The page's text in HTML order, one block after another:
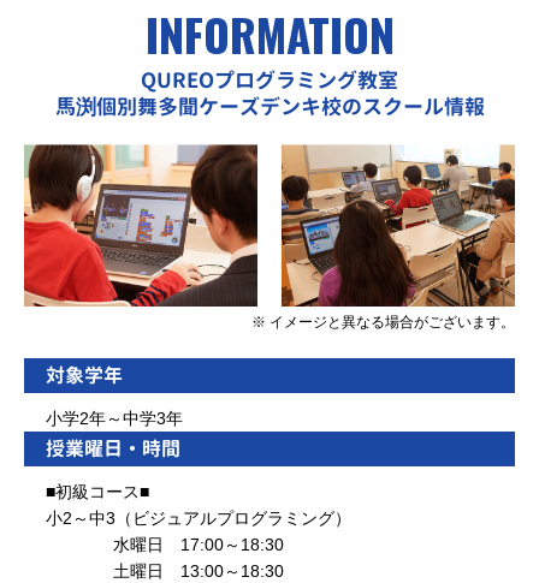
INFORMATION
QUREOプログラミング教室
馬渕個別舞多聞ケーズデンキ校のスクール情報
※ イメージと異なる場合がございます。
対象学年
小学2年～中学3年
授業曜日・時間
■初級コース■
小2～中3（ビジュアルプログラミング）
水曜日 17:00～18:30
土曜日 13:00～18:30